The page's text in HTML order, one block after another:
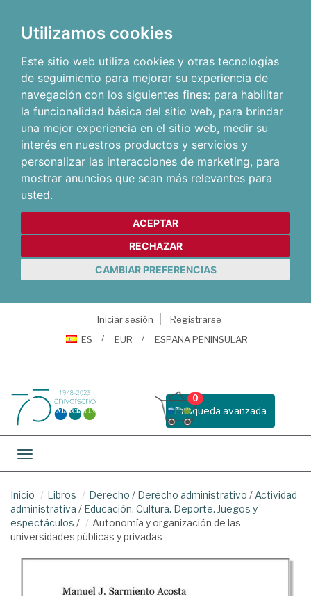
Utilizamos cookies
Este sitio web utiliza cookies y otras tecnologías
de seguimiento para mejorar su experiencia de
navegación con los siguientes fines: para habilitar
la funcionalidad básica del sitio web, para brindar
una mejor experiencia en el sitio web, medir su
interés en nuestros productos y servicios y
personalizar las interacciones de marketing, para
mostrar anuncios que sean más relevantes para
usted.
ACEPTAR
RECHAZAR
CAMBIAR PREFERENCIAS
Iniciar sesión
Registrarse
ES
EUR ESPAÑA PENINSULAR
Busqueda avanzada
0
Toggle navigation
Inicio Libros Derecho / Derecho administrativo / Actividad
administrativa / Educación. Cultura. Deporte. Juegos y
espectáculos /
Autonomía y organización de las
universidades públicas y privadas